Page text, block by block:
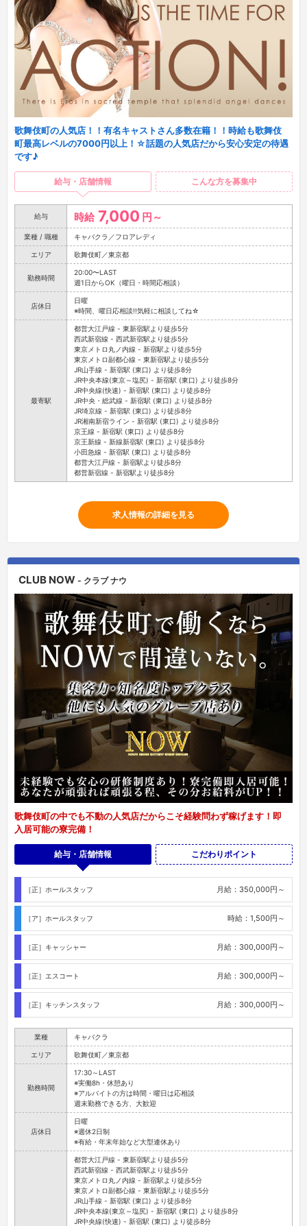
歌舞伎町の人気店！！有名キャストさん多数在籍！！時給も歌舞伎
町最高レベルの7000円以上！☆話題の人気店だから安心安定の待遇
です♪
給与・店舗情報 こんな方を募集中
給与 時給 7,000 円～
業種 / 職種 キャバクラ／フロアレディ
エリア 歌舞伎町／東京都
勤務時間
20:00〜LAST
週1日からOK（曜日・時間応相談）
店休日
日曜
※時間、曜日応相談!!気軽に相談してね☆
最寄駅
都営大江戸線 - 東新宿駅より徒歩5分
西武新宿線 - 西武新宿駅より徒歩5分
東京メトロ丸ノ内線 - 新宿駅より徒歩5分
東京メトロ副都心線 - 東新宿駅より徒歩5分
JR山手線 - 新宿駅 (東口) より徒歩8分
JR中央本線(東京～塩尻) - 新宿駅 (東口) より徒歩8分
JR中央線(快速) - 新宿駅 (東口) より徒歩8分
JR中央・総武線 - 新宿駅 (東口) より徒歩8分
JR埼京線 - 新宿駅 (東口) より徒歩8分
JR湘南新宿ライン - 新宿駅 (東口) より徒歩8分
京王線 - 新宿駅 (東口) より徒歩8分
京王新線 - 新線新宿駅 (東口) より徒歩8分
小田急線 - 新宿駅 (東口) より徒歩8分
都営大江戸線 - 新宿駅より徒歩8分
都営新宿線 - 新宿駅より徒歩8分
求人情報の詳細を見る
CLUB NOW - クラブ ナウ
歌舞伎町の中でも不動の人気店だからこそ経験問わず稼げます！即
入居可能の寮完備！
給与・店舗情報 こだわりポイント
［正］ホールスタッフ 月給：350,000円～
［ア］ホールスタッフ 時給：1,500円～
［正］キャッシャー 月給：300,000円～
［正］エスコート 月給：300,000円～
［正］キッチンスタッフ 月給：300,000円～
業種 キャバクラ
エリア 歌舞伎町／東京都
勤務時間
17:30～LAST
※実働8h・休憩あり
※アルバイトの方は時間・曜日は応相談
週末勤務できる方、大歓迎
店休日
日曜
※週休2日制
※有給・年末年始など大型連休あり
都営大江戸線 - 東新宿駅より徒歩5分
西武新宿線 - 西武新宿駅より徒歩5分
東京メトロ丸ノ内線 - 新宿駅より徒歩5分
東京メトロ副都心線 - 東新宿駅より徒歩5分
JR山手線 - 新宿駅 (東口) より徒歩8分
JR中央本線(東京～塩尻) - 新宿駅 (東口) より徒歩8分
JR中央線(快速) - 新宿駅 (東口) より徒歩8分